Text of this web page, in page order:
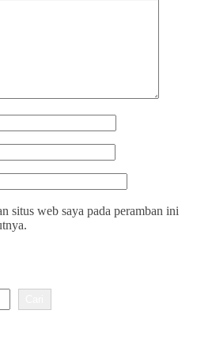
situs web saya pada peramban ini